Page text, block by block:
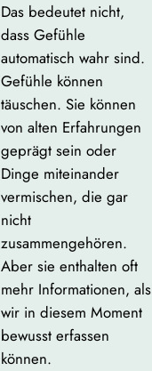
Das bedeutet nicht,
dass Gefühle
automatisch wahr sind.
Gefühle können
täuschen. Sie können
von alten Erfahrungen
geprägt sein oder
Dinge miteinander
vermischen, die gar
nicht
zusammengehören.
Aber sie enthalten oft
mehr Informationen, als
wir in diesem Moment
bewusst erfassen
können.